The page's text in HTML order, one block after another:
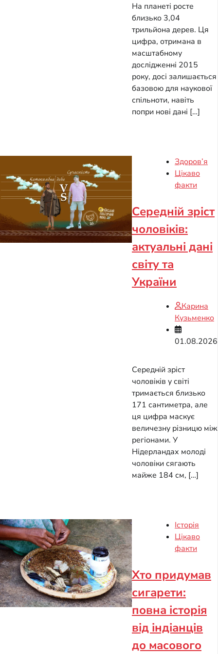
На планеті росте
близько 3,04
трильйона дерев. Ця
цифра, отримана в
масштабному
дослідженні 2015
року, досі залишається
базовою для наукової
спільноти, навіть
попри нові дані […]
Здоров’я
Цікаво
факти
Середній зріст
чоловіків:
актуальні дані
світу та
України
Карина
Кузьменко
01.08.2026
Середній зріст
чоловіків у світі
тримається близько
171 сантиметра, але
ця цифра маскує
величезну різницю між
регіонами. У
Нідерландах молоді
чоловіки сягають
майже 184 см, […]
Історія
Цікаво
факти
Хто придумав
сигарети:
повна історія
від індіанців
до масового